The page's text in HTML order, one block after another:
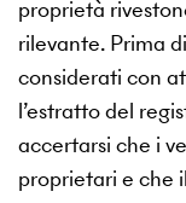
proprietà
rilevante. Prima
considerati con
l’estratto del
accertarsi che i
proprietari e che